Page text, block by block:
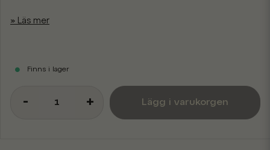
Läs mer
Finns i lager
- + Lägg i varukorgen